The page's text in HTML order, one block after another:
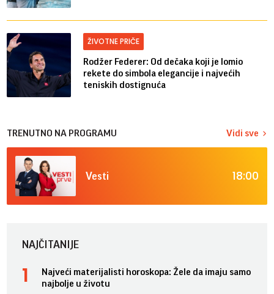
ŽIVOTNE PRIČE
Rodžer Federer: Od dečaka koji je lomio
rekete do simbola elegancije i najvećih
teniskih dostignuća
TRENUTNO NA PROGRAMU Vidi sve
Vesti 18:00
NAJČITANIJE
Najveći materijalisti horoskopa: Žele da imaju samo
najbolje u životu